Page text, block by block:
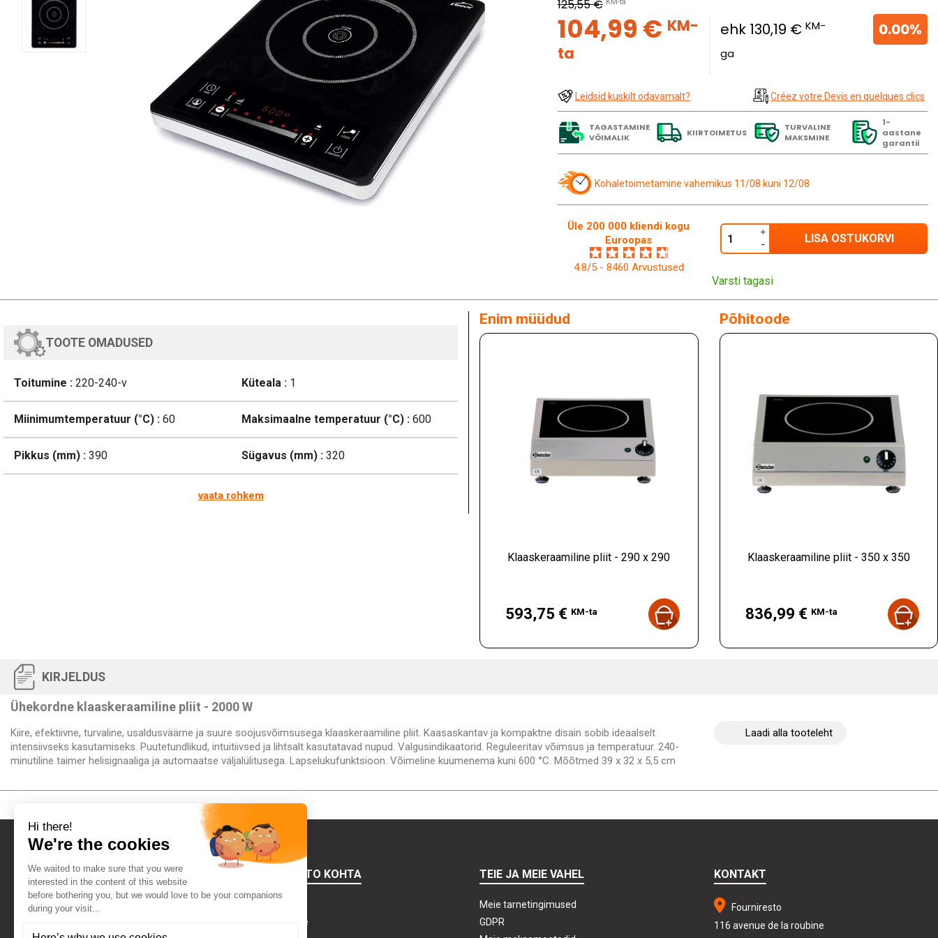
125,55 € KM-ta
104,99 € KM-
ta
ehk 130,19 €KM-
ga
0.00%
Leidsid kuskilt odavamalt? Créez votre Devis en quelques clics
TAGASTAMINE
VÕIMALIK
KIIRTOIMETUS
TURVALINE
MAKSMINE
1-
aastane
garantii
Kohaletoimetamine vahemikus 11/08 kuni 12/08
Üle 200 000 kliendi kogu
Euroopas
4.8/5 - 8460 Arvustused
LISA OSTUKORVI
Varsti tagasi
TOOTE OMADUSED
Toitumine : 220-240-v Küteala :1
Miinimumtemperatuur (°C) : 60 Maksimaalne temperatuur (°C) :600
Pikkus (mm) : 390 Sügavus (mm) :320
vaata rohkem
Enim müüdud
Klaaskeraamiline pliit - 290 x 290
593,75 € KM-ta
Põhitoode
Klaaskeraamiline pliit - 350 x 350
836,99 € KM-ta
KIRJELDUS
Ühekordne klaaskeraamiline pliit - 2000 W
Kiire, efektiivne, turvaline, usaldusväärne ja suure soojusvõimsusega klaaskeraamiline pliit. Kaasaskantav ja kompaktne disain sobib ideaalselt
intensiivseks kasutamiseks. Puutetundlikud, intuitiivsed ja lihtsalt kasutatavad nupud. Valgusindikaatorid. Reguleeritav võimsus ja temperatuur. 240-
minutiline taimer helisignaaliga ja automaatse väljalülitusega. Lapselukufunktsioon. Võimeline kuumenema kuni 600 °C. Mõõtmed 39 x 32 x 5,5 cm
Laadi alla tooteleht
VÕTA MEIEGA ÜHENDUST
FOURNIRESTO KOHTA
Õiguslik teave
Kes Me Oleme
TEIE JA MEIE VAHEL
Meie tarnetingimused
GDPR
KONTAKT
Fourniresto
116 avenue de la roubine